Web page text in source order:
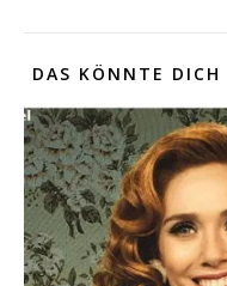
DAS KÖNNTE DICH